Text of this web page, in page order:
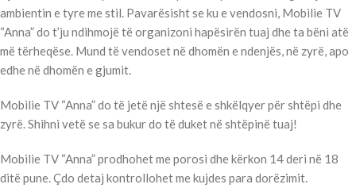
ambientin e tyre me stil. Pavarësisht se ku e vendosni, Mobilie TV
“Anna” do t’ju ndihmojë të organizoni hapësirën tuaj dhe ta bëni atë
më tërheqëse. Mund të vendoset në dhomën e ndenjës, në zyrë, apo
edhe në dhomën e gjumit.
Mobilie TV “Anna” do të jetë një shtesë e shkëlqyer për shtëpi dhe
zyrë. Shihni vetë se sa bukur do të duket në shtëpinë tuaj!
Mobilie TV “Anna” prodhohet me porosi dhe kërkon 14 deri në 18
ditë pune. Çdo detaj kontrollohet me kujdes para dorëzimit.